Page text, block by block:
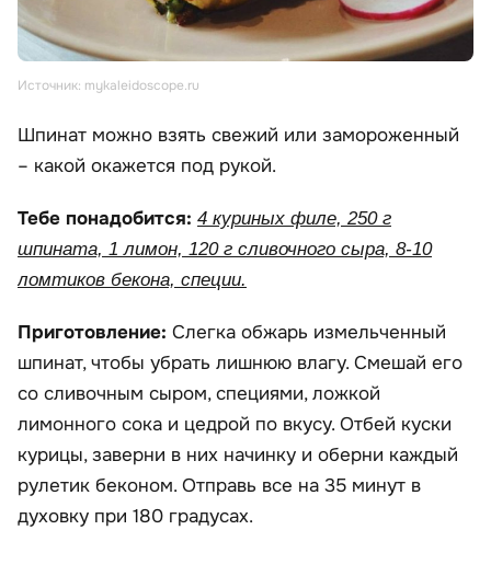
Источник: mykaleidoscope.ru
Шпинат можно взять свежий или замороженный
– какой окажется под рукой.
Тебе понадобится: 4 куриных филе, 250 г
шпината, 1 лимон, 120 г сливочного сыра, 8-10
ломтиков бекона, специи.
Приготовление: Слегка обжарь измельченный
шпинат, чтобы убрать лишнюю влагу. Смешай его
со сливочным сыром, специями, ложкой
лимонного сока и цедрой по вкусу. Отбей куски
курицы, заверни в них начинку и оберни каждый
рулетик беконом. Отправь все на 35 минут в
духовку при 180 градусах.